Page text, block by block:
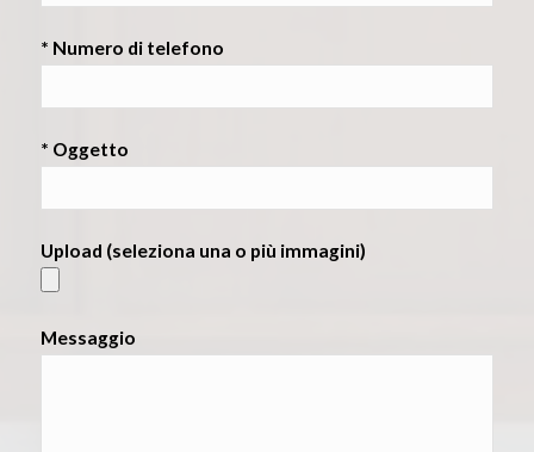
* Numero di telefono
* Oggetto
Upload (seleziona una o più immagini)
Messaggio